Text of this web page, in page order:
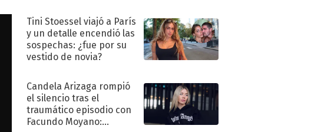
Tini Stoessel viajó a París
y un detalle encendió las
sospechas: ¿fue por su
vestido de novia?
Candela Arizaga rompió
el silencio tras el
traumático episodio con
Facundo Moyano: